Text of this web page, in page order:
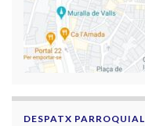
DESPATX PARROQUIAL